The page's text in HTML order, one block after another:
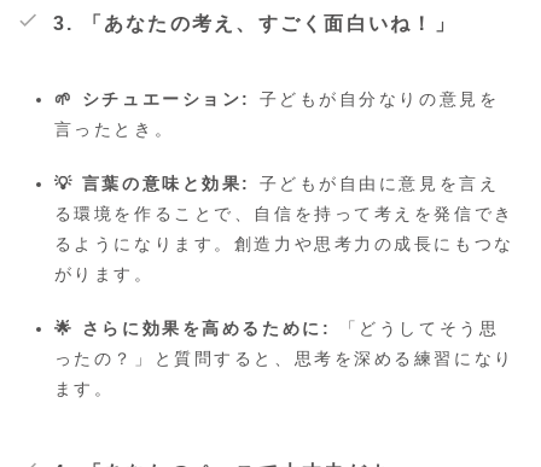
3. 「あなたの考え、すごく面白いね！」
🌱 シチュエーション:
子どもが自分なりの意見を
言ったとき。
💡 言葉の意味と効果:
子どもが自由に意見を言え
る環境を作ることで、自信を持って考えを発信でき
るようになります。創造力や思考力の成長にもつな
がります。
🌟 さらに効果を高めるために:
「どうしてそう思
ったの？」と質問すると、思考を深める練習になり
ます。